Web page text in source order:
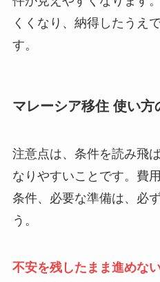
くくなり、納得したうえ
す。
マレーシア移住 使い方
注意点は、条件を読み飛
なりやすいことです。費
条件、必要な準備は、必
う。
不安を残したまま進めな